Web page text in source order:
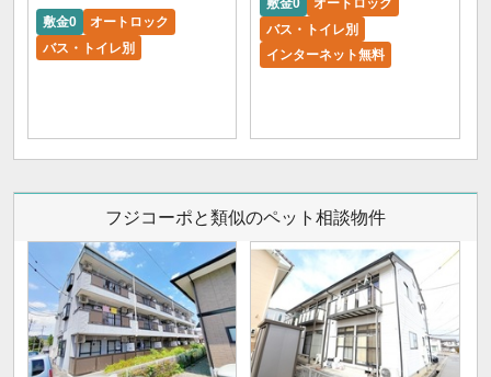
敷金0
オートロック
バス・トイレ別
敷金0
オートロック
バス・トイレ別
インターネット無料
フジコーポと類似のペット相談物件